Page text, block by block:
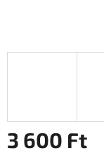
3 600 Ft